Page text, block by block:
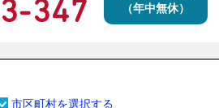
（年中無休）